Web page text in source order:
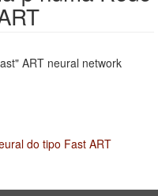
ART neural network
do tipo Fast ART